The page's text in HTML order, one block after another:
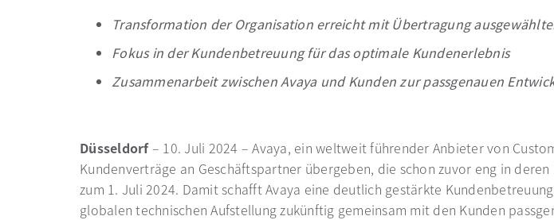
Transformation der Organisation erreicht mit Übertragung
Fokus in der Kundenbetreuung für das optimale Kundenerlebnis
Zusammenarbeit zwischen Avaya und Kunden zur passgenauen
Düsseldorf– 10. Juli 2024 – Avaya, ein weltweit führender Anbieter von
Kundenverträge an Geschäftspartner übergeben, die schon zuvor eng in
zum 1. Juli 2024. Damit schafft Avaya eine deutlich gestärkte
globalen technischen Aufstellung zukünftig gemeinsam mit den Kunden